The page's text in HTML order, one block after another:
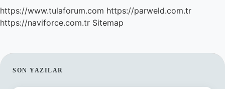
https://www.tulaforum.com https://parweld.com.tr
https://naviforce.com.tr Sitemap
SIDEBAR
SON YAZILAR